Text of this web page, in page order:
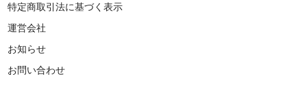
特定商取引法に基づく表示
運営会社
お知らせ
お問い合わせ